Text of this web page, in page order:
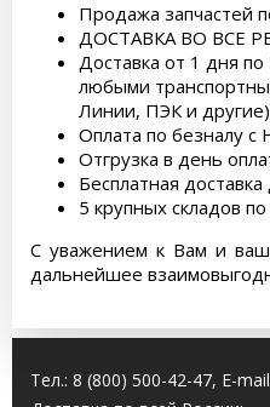
Продажа запчастей
ДОСТАВКА ВО ВСЕ
Доставка от 1 дня
любыми
Линии, ПЭК и
Оплата по безналу с
Отгрузка в день
Бесплатная
5 крупных складов
С уважением к Вам и
дальнейшее
Тел.: 8 (800) 500-42-47, E-